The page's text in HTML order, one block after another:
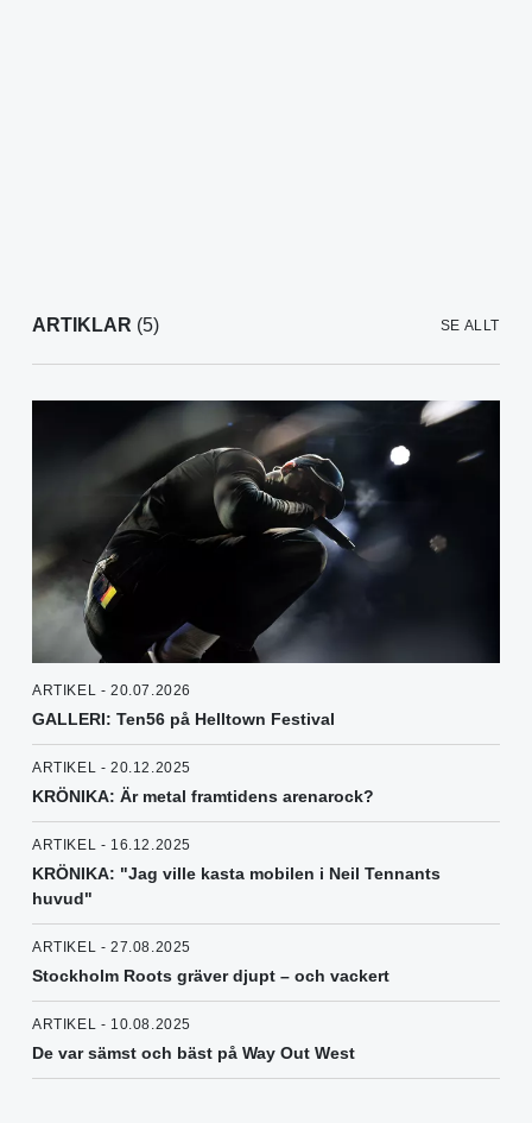
ARTIKLAR (5) SE ALLT
ARTIKEL - 20.07.2026
GALLERI: Ten56 på Helltown Festival
ARTIKEL - 20.12.2025
KRÖNIKA: Är metal framtidens arenarock?
ARTIKEL - 16.12.2025
KRÖNIKA: "Jag ville kasta mobilen i Neil Tennants
huvud"
ARTIKEL - 27.08.2025
Stockholm Roots gräver djupt – och vackert
ARTIKEL - 10.08.2025
De var sämst och bäst på Way Out West